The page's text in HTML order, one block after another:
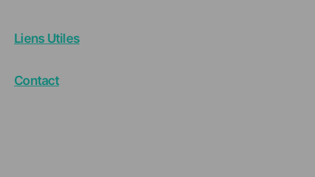
Liens Utiles
Contact